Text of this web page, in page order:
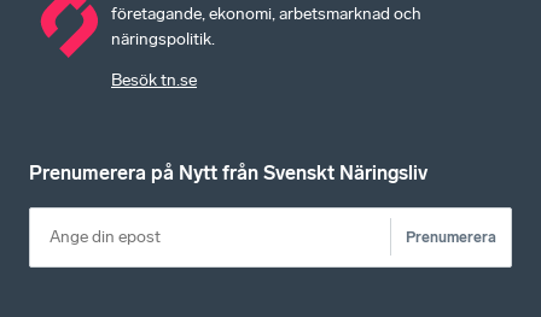
företagande, ekonomi, arbetsmarknad och
näringspolitik.
Besök tn.se
Prenumerera på Nytt från Svenskt Näringsliv
Prenumerera